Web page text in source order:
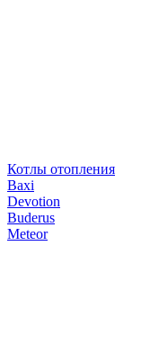
Котлы отопления
Baxi
Devotion
Buderus
Meteor